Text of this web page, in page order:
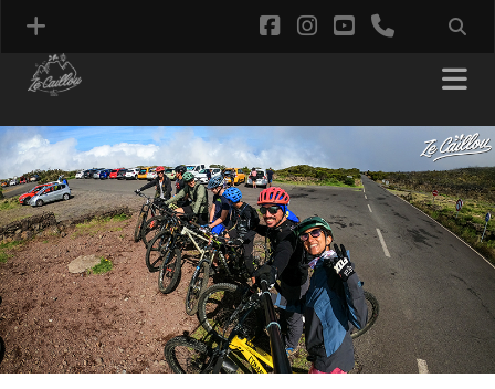
facebook
instagram
youtubephone